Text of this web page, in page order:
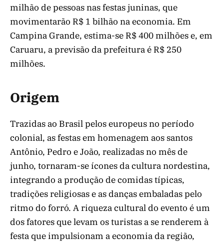
milhão de pessoas nas festas juninas, que
movimentarão R$ 1 bilhão na economia. Em
Campina Grande, estima-se R$ 400 milhões e, em
Caruaru, a previsão da prefeitura é R$ 250
milhões.
Origem
Trazidas ao Brasil pelos europeus no período
colonial, as festas em homenagem aos santos
Antônio, Pedro e João, realizadas no mês de
junho, tornaram-se ícones da cultura nordestina,
integrando a produção de comidas típicas,
tradições religiosas e as danças embaladas pelo
ritmo do forró. A riqueza cultural do evento é um
dos fatores que levam os turistas a se renderem à
festa que impulsionam a economia da região,